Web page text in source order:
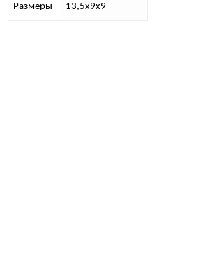
Размеры 13,5х9х9